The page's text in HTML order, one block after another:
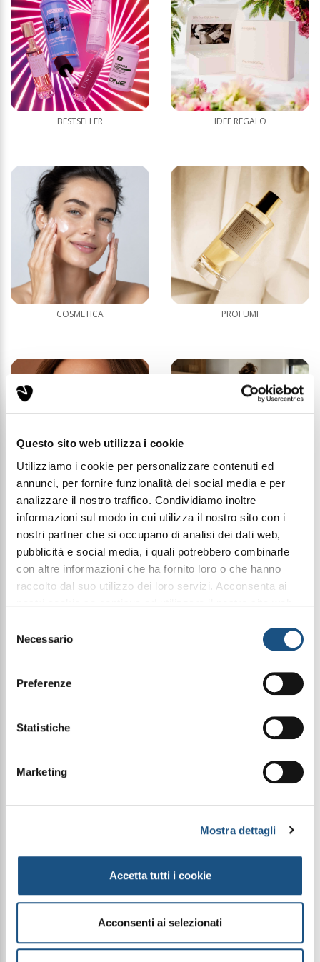
Questo sito web utilizza i cookie
Utilizziamo i cookie per personalizzare contenuti ed
annunci, per fornire funzionalità dei social media e per
analizzare il nostro traffico. Condividiamo inoltre
informazioni sul modo in cui utilizza il nostro sito con i
nostri partner che si occupano di analisi dei dati web,
pubblicità e social media, i quali potrebbero combinarle
con altre informazioni che ha fornito loro o che hanno
raccolto dal suo utilizzo dei loro servizi. Acconsenta ai
delNecessario
Preferenze
Statistiche
Marketing
Mostra dettagli
Accetta tutti i cookie
Acconsenti ai selezionati
BESTSELLER IDEE REGALO
COSMETICA PROFUMI
UNIKA MAKE UP INTEGRATORI
MAKE UP SIBELLA GIOIELLI LUNIMA